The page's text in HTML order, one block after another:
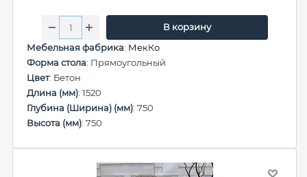
В корзину
Мебельная фабрика: МекКо
Форма стола: Прямоугольный
Цвет: Бетон
Длина (мм): 1520
Глубина (Ширина) (мм): 750
Высота (мм): 750